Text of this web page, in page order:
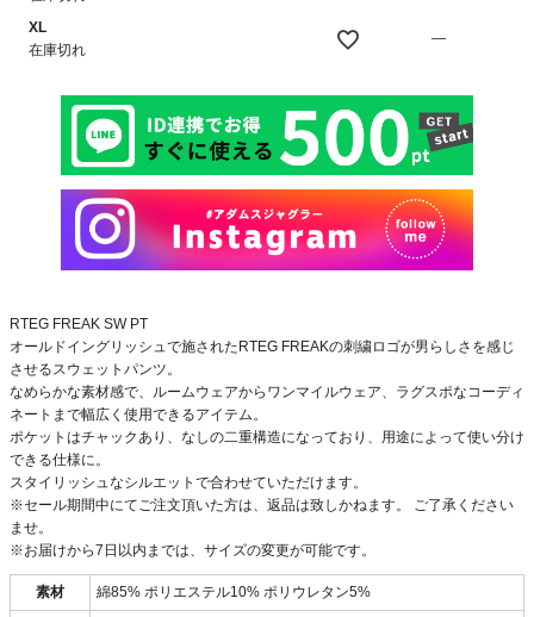
XL
在庫切れ
—
RTEG FREAK SW PT
オールドイングリッシュで施されたRTEG FREAKの刺繍ロゴが男らしさを感じ
させるスウェットパンツ。
なめらかな素材感で、ルームウェアからワンマイルウェア、ラグスポなコーディ
ネートまで幅広く使用できるアイテム。
ポケットはチャックあり、なしの二重構造になっており、用途によって使い分け
できる仕様に。
スタイリッシュなシルエットで合わせていただけます。
※セール期間中にてご注文頂いた方は、返品は致しかねます。 ご了承ください
ませ。
※お届けから7日以内までは、サイズの変更が可能です。
素材 綿85% ポリエステル10% ポリウレタン5%